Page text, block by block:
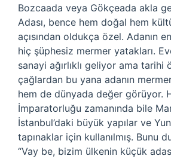
Bozcaada veya Gökçeada akla
Adası, bence hem doğal hem
açısından oldukça özel. Adanın
hiç şüphesiz mermer yatakları.
sanayi ağırlıklı geliyor ama
çağlardan bu yana adanın
hem de dünyada değer görüyor.
İmparatorluğu zamanında bile
İstanbul’daki büyük yapılar ve
tapınaklar için kullanılmış. Bunu
“Vay be, bizim ülkenin küçük